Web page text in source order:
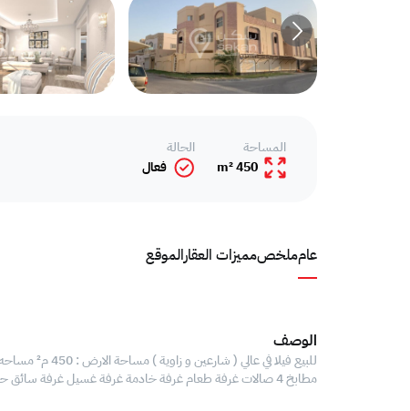
عامملخصمميزات العقارالموقع
المساحة
450 m²
الحالة
فعال
الوصف
مطابخ 4 صالات غرفة طعام غرفة خادمة غرفة غسيل غرفة سائق حديقة كراج الى سيارتين سعر البيع : 200 الف دينار قابل للتفاوض